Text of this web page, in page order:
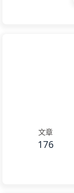
文章
176